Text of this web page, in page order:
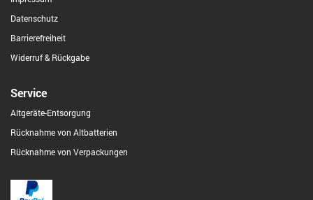
Datenschutz
Barrierefreiheit
Widerruf & Rückgabe
Service
Altgeräte-Entsorgung
Rücknahme von Altbatterien
Rücknahme von Verpackungen